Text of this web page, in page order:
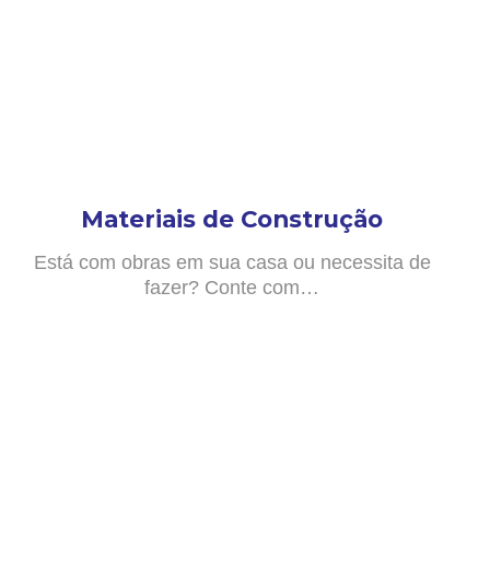
Materiais de Construção
Está com obras em sua casa ou necessita de
fazer? Conte com…